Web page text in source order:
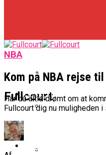
Fullcourt
Basketligaen
NBA
NBA
Kom på NBA rejse
Har du altid drømt om at
Fullcourt dig nu muligheden